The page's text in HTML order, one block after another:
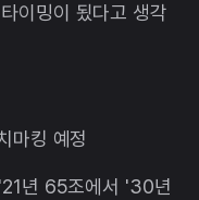
이밍이 됬다고 생각
마킹 예정
년 65조에서 '30년